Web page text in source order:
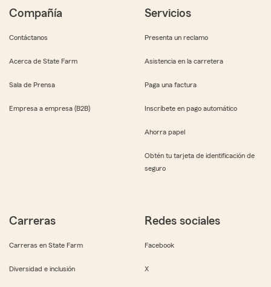
Compañía
Contáctanos
Acerca de State Farm
Sala de Prensa
Empresa a empresa (B2B)
Servicios
Presenta un reclamo
Asistencia en la carretera
Paga una factura
Inscríbete en pago automático
Ahorra papel
Obtén tu tarjeta de identificación de
seguro
Carreras
Carreras en State Farm
Diversidad e inclusión
Redes sociales
Facebook
X